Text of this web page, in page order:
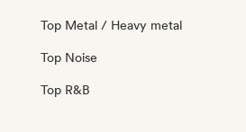
Top Metal / Heavy metal
Top Noise
Top R&B